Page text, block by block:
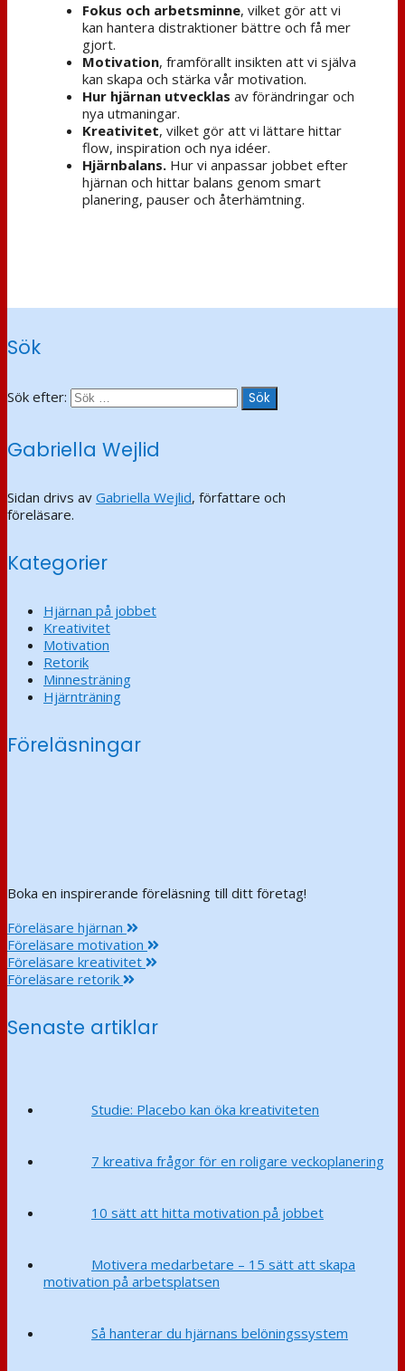
Fokus och arbetsminne, vilket gör att vi
kan hantera distraktioner bättre och få mer
gjort.
Motivation, framförallt insikten att vi själva
kan skapa och stärka vår motivation.
Hur hjärnan utvecklas av förändringar och
nya utmaningar.
Kreativitet, vilket gör att vi lättare hittar
flow, inspiration och nya idéer.
Hjärnbalans. Hur vi anpassar jobbet efter
hjärnan och hittar balans genom smart
planering, pauser och återhämtning.
Sök
Sök efter:
Gabriella Wejlid
Sidan drivs av Gabriella Wejlid, författare och
föreläsare.
Kategorier
Hjärnan på jobbet
Kreativitet
Motivation
Retorik
Minnesträning
Hjärnträning
Föreläsningar
Boka en inspirerande föreläsning till ditt företag!
Föreläsare hjärnan
Föreläsare motivation
Föreläsare kreativitet
Föreläsare retorik
Senaste artiklar
Studie: Placebo kan öka kreativiteten
7 kreativa frågor för en roligare veckoplanering
10 sätt att hitta motivation på jobbet
Motivera medarbetare – 15 sätt att skapa
motivation på arbetsplatsen
Så hanterar du hjärnans belöningssystem